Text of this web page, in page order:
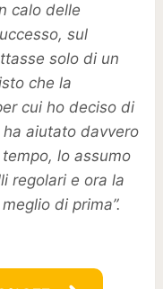
calo delle
sul
solo di un
che la
cui ho deciso di
aiutato davvero
lo assumo
regolari e ora la
di prima”.